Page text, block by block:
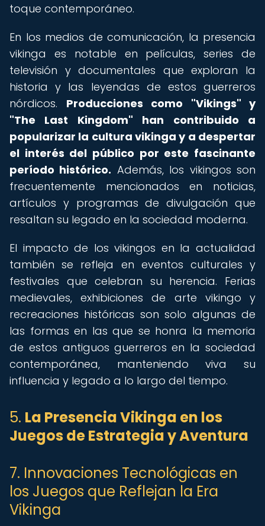
toque contemporáneo.
En los medios de comunicación, la presencia
vikinga es notable en películas, series de
televisión y documentales que exploran la
historia y las leyendas de estos guerreros
nórdicos. Producciones como "Vikings" y
"The Last Kingdom" han contribuido a
popularizar la cultura vikinga y a despertar
el interés del público por este fascinante
período histórico. Además, los vikingos son
frecuentemente mencionados en noticias,
artículos y programas de divulgación que
resaltan su legado en la sociedad moderna.
El impacto de los vikingos en la actualidad
también se refleja en eventos culturales y
festivales que celebran su herencia. Ferias
medievales, exhibiciones de arte vikingo y
recreaciones históricas son solo algunas de
las formas en las que se honra la memoria
de estos antiguos guerreros en la sociedad
contemporánea, manteniendo viva su
influencia y legado a lo largo del tiempo.
5. La Presencia Vikinga en los
Juegos de Estrategia y Aventura
7. Innovaciones Tecnológicas en
los Juegos que Reflejan la Era
Vikinga